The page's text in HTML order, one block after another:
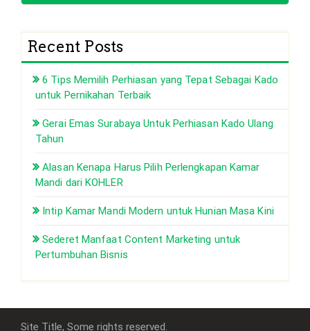
Recent Posts
6 Tips Memilih Perhiasan yang Tepat Sebagai Kado
untuk Pernikahan Terbaik
Gerai Emas Surabaya Untuk Perhiasan Kado Ulang
Tahun
Alasan Kenapa Harus Pilih Perlengkapan Kamar
Mandi dari KOHLER
Intip Kamar Mandi Modern untuk Hunian Masa Kini
Sederet Manfaat Content Marketing untuk
Pertumbuhan Bisnis
Site Title, Some rights reserved.